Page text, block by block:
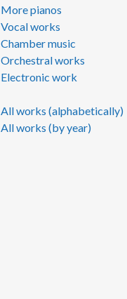
More pianos
Vocal works
Chamber music
Orchestral works
Electronic work
All works (alphabetically)
All works (by year)